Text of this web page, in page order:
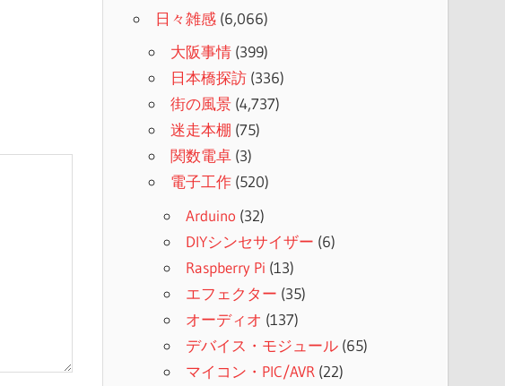
日々雑感 (6,066)
大阪事情 (399)
日本橋探訪 (336)
街の風景 (4,737)
迷走本棚 (75)
関数電卓 (3)
電子工作 (520)
Arduino (32)
DIYシンセサイザー (6)
Raspberry Pi (13)
エフェクター (35)
オーディオ (137)
デバイス・モジュール (65)
マイコン・PIC/AVR (22)